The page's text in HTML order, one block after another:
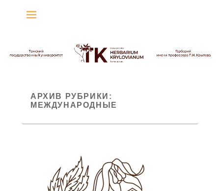
АРХИВ РУБРИКИ:
МЕЖДУНАРОДНЫЕ